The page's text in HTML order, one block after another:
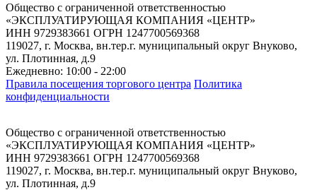
Общество с ограниченной ответственностью
«ЭКСПЛУАТИРУЮЩАЯ КОМПАНИЯ «ЦЕНТР»
ИНН 9729383661 ОГРН 1247700569368
119027, г. Москва, вн.тер.г. муниципальный округ Внуково,
ул. Плотинная, д.9
Ежедневно: 10:00 - 22:00
Правила посещения торгового центра Политика
конфиденциальности
Общество с ограниченной ответственностью
«ЭКСПЛУАТИРУЮЩАЯ КОМПАНИЯ «ЦЕНТР»
ИНН 9729383661 ОГРН 1247700569368
119027, г. Москва, вн.тер.г. муниципальный округ Внуково,
ул. Плотинная, д.9